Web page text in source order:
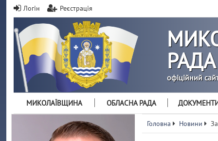
Логін Реєстрація
РАДА
офіційний
МИКОЛАЇВЩИНА ОБЛАСНА РАДА
Головна Новини